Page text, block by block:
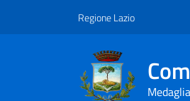
Regione Lazio